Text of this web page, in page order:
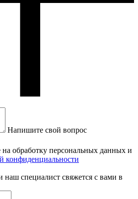
Напишите свой вопрос
на обработку персональных данных и
конфиденциальности
специалист свяжется с вами в